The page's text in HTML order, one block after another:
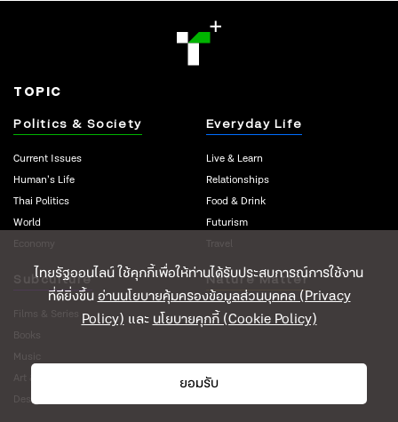
ไทยรัฐออนไลน์ ใช้คุกกี้เพื่อให้ท่านได้รับประสบการณ์การใช้งาน
ที่ดียิ่งขึ้นอ่านนโยบายคุ้มครองข้อมูลส่วนบุคคล (Privacy
Policy) และนโยบายคุกกี้ (Cookie Policy)
ยอมรับ
TOPIC
Politics & Society
Current Issues
Human’s Life
Thai Politics
World
Economy
Everyday Life
Live & Learn
Relationships
Food & Drink
Futurism
Travel
Subculture
Films & Series
Books
Music
Art & Performance
Design
Nature Matter